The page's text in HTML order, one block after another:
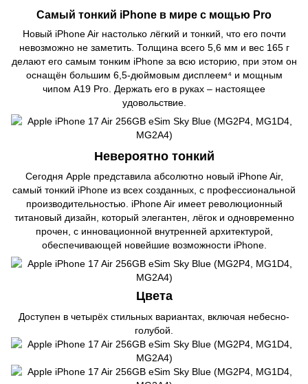
Самый тонкий iPhone в мире с мощью Pro
Новый iPhone Air настолько лёгкий и тонкий, что его почти
невозможно не заметить. Толщина всего 5,6 мм и вес 165 г
делают его самым тонким iPhone за всю историю, при этом он
оснащён большим 6,5-дюймовым дисплеем⁴ и мощным
чипом A19 Pro. Держать его в руках – настоящее
удовольствие.
Невероятно тонкий
Сегодня Apple представила абсолютно новый iPhone Air,
самый тонкий iPhone из всех созданных, с профессиональной
производительностью. iPhone Air имеет революционный
титановый дизайн, который элегантен, лёгок и одновременно
прочен, с инновационной внутренней архитектурой,
обеспечивающей новейшие возможности iPhone.
Цвета
Доступен в четырёх стильных вариантах, включая небесно-
голубой.